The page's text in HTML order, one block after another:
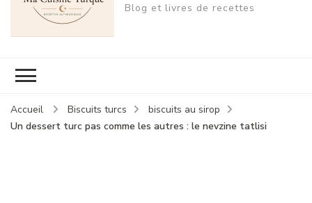
Blog et livres de recettes
Accueil Biscuits turcs
biscuits au sirop
Un dessert turc pas comme les autres : le nevzine tatlisi